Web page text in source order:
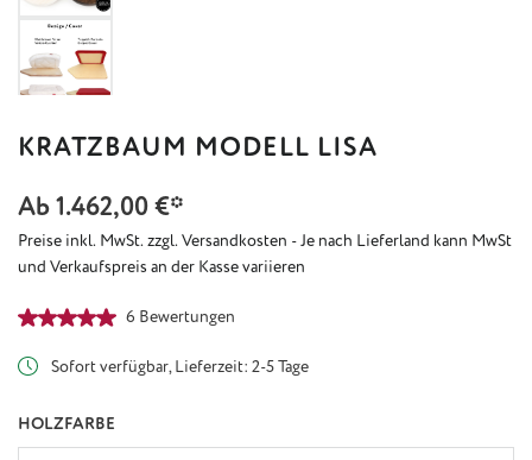
KRATZBAUM MODELL LISA
Ab1.462,00 €*
Preise inkl. MwSt. zzgl. Versandkosten - Je nach Lieferland kann MwSt
und Verkaufspreis an der Kasse variieren
Durchschnittliche Bewertung von 5 von 5 Sternen
6 Bewertungen
Sofort verfügbar, Lieferzeit: 2-5 Tage
HOLZFARBE